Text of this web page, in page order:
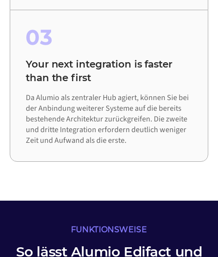
03
Your next integration is faster
than the first
Da Alumio als zentraler Hub agiert, können Sie bei
der Anbindung weiterer Systeme auf die bereits
bestehende Architektur zurückgreifen. Die zweite
und dritte Integration erfordern deutlich weniger
Zeit und Aufwand als die erste.
FUNKTIONSWEISE
So lässt Alumio Edifact und